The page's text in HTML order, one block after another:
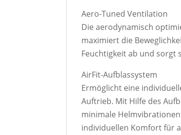
Aero-Tuned Ventilation
Die aerodynamisch
maximiert die
Feuchtigkeit ab und sorgt
AirFit-Aufblassystem
Ermöglicht eine
Auftrieb. Mit Hilfe des
minimale
individuellen Komfort für